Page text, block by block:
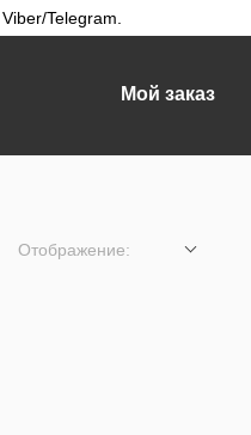
Telegram.
Мой заказ
Отображение: